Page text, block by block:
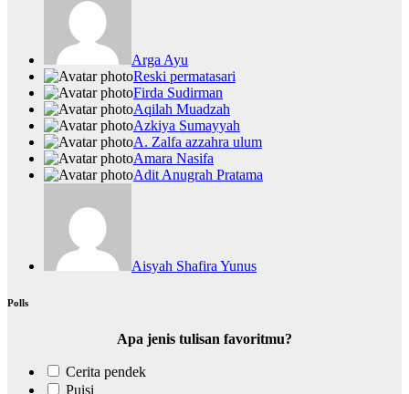
Arga Ayu
Reski permatasari
Firda Sudirman
Aqilah Muadzah
Azkiya Sumayyah
A. Zalfa azzahra ulum
Amara Nasifa
Adit Anugrah Pratama
Aisyah Shafira Yunus
Polls
Apa jenis tulisan favoritmu?
Cerita pendek
Puisi